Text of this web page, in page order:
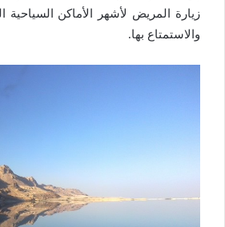
زيارة المريض لأشهر الأماكن السياحية
والاستمتاع بها.